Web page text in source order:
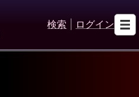
検索 ログイン